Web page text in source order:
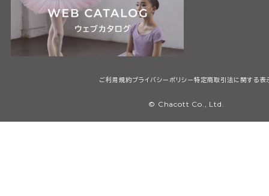
ご利用規約プライバシーポリシー特定商取引法に関する表
© Chacott Co., Ltd.